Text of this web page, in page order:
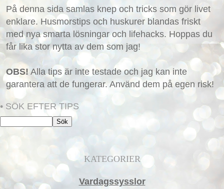
På denna sida samlas knep och tricks som gör livet
enklare. Husmorstips och huskurer blandas friskt
med nya smarta lösningar och lifehacks. Hoppas du
får lika stor nytta av dem som jag!
OBS! Alla tips är inte testade och jag kan inte
garantera att de fungerar. Använd dem på egen risk!
• SÖK EFTER TIPS
KATEGORIER
Vardagssysslor